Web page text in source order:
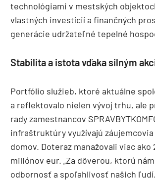
technológiami v mestských
vlastných investícií a finančných
generácie udržateľné tepelné
Stabilita a istota vďaka silným
Portfólio služieb, ktoré aktuálne
a reflektovalo nielen vývoj trhu, ale
rady zamestnancov
infraštruktúry využívajú
domov. Doteraz manažovali viac
miliónov eur. „Za dôverou, ktorú
odbornosť a spoľahlivosť našich